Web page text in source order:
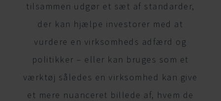
tilsammen udgør et sæt af standarder,
der kan hjælpe investorer med at
vurdere en virksomheds adfærd og
politikker – eller kan bruges som et
værktøj således en virksomhed kan give
et mere nuanceret billede af, hvem de